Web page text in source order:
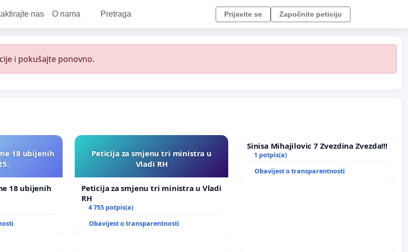
nas O nama Pretraga Prijavite se Započnite peticiju
i pokušajte ponovno.
18 ubijenih
18 ubijenih
Peticija za smjenu tri ministra u
Vladi RH
Peticija za smjenu tri ministra u Vladi
RH
4 755 potpis(a)
Obavijest o transparentnosti
Sinisa Mihajilovic 7 Zvezdina Zvezda!!!
1 potpis(a)
Obavijest o transparentnosti